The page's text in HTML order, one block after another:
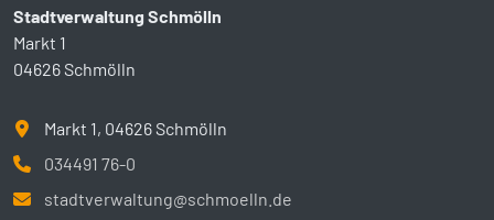
Stadtverwaltung Schmölln
Markt 1
04626 Schmölln
Markt 1, 04626 Schmölln
034491 76-0
stadtverwaltung@schmoelln.de